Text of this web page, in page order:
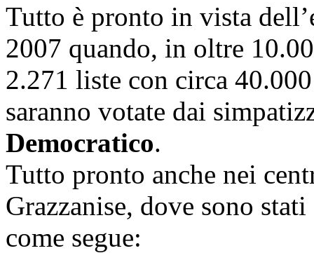
Tutto è pronto in vista
2007 quando, in oltre
2.271 liste con circa
saranno votate dai
Democratico.
Tutto pronto anche nei
Grazzanise, dove sono
come segue: